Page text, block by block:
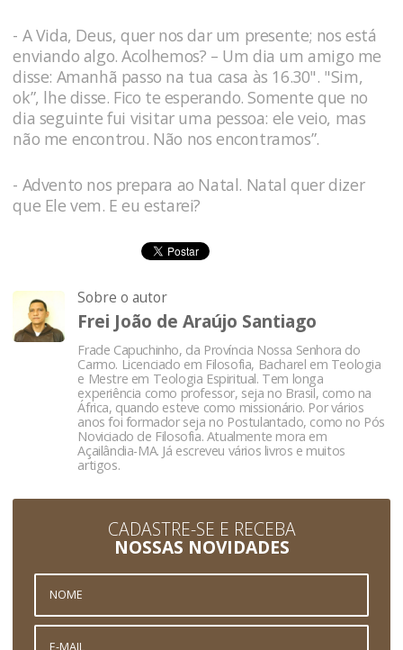
- A Vida, Deus, quer nos dar um presente; nos está
enviando algo. Acolhemos? – Um dia um amigo me
disse: Amanhã passo na tua casa às 16.30". "Sim,
ok”, lhe disse. Fico te esperando. Somente que no
dia seguinte fui visitar uma pessoa: ele veio, mas
não me encontrou. Não nos encontramos”.
- Advento nos prepara ao Natal. Natal quer dizer
que Ele vem. E eu estarei?
Sobre o autor
Frei João de Araújo Santiago
Frade Capuchinho, da Província Nossa Senhora do
Carmo. Licenciado em Filosofia, Bacharel em Teologia
e Mestre em Teologia Espiritual. Tem longa
experiência como professor, seja no Brasil, como na
África, quando esteve como missionário. Por vários
anos foi formador seja no Postulantado, como no Pós
Noviciado de Filosofia. Atualmente mora em
Açailândia-MA. Já escreveu vários livros e muitos
artigos.
CADASTRE-SE E RECEBA
NOSSAS NOVIDADES